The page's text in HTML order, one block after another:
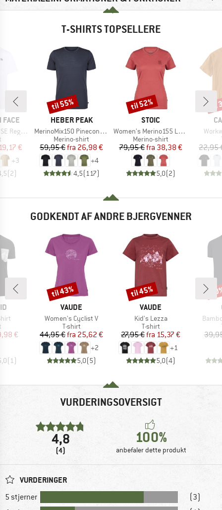
T-SHIRTS TOPSELLERE
FACE
Sleeve
pris
€
+3
(2)
MÆRKE
HEBER PEAK
Artikel
MerinoMix150 PineconeHe. II T-Shirt
Produktgruppe
Merino-shirt
Pris
59,95 € Nedsat pris
fra 26,98 €
+4
4,5(117)
Rabat
til 55%
MÆRKE
STOIC
Artikel
Women's Merino155 LaholmSt. T-Shirt Daisy Flower
Produktgruppe
Merino-shirt
Pris
79,95 € Nedsat pris
fra 38,38 €
5,0(2)
Rabat
til 52%
Artikel
22,95
GODKENDT AF ANDRE BJERGVENNER
pris
€
(1)
MÆRKE
VAUDE
Artikel
Women's Cyclist V
Produktgruppe
T-shirt
Pris
44,95 € Nedsat pris
fra 25,62 €
+2
5,0(5)
Rabat
til 43%
MÆRKE
VAUDE
Artikel
Kid's Lezza
Produktgruppe
T-shirt
Pris
27,95 € Nedsat pris
fra 15,37 €
+1
5,0(4)
Rabat
til 45%
Artikel
VURDERINGSOVERSIGT
4,8
(4)
100%
anbefaler dette produkt
VURDERINGER
5 stjerner
(3)